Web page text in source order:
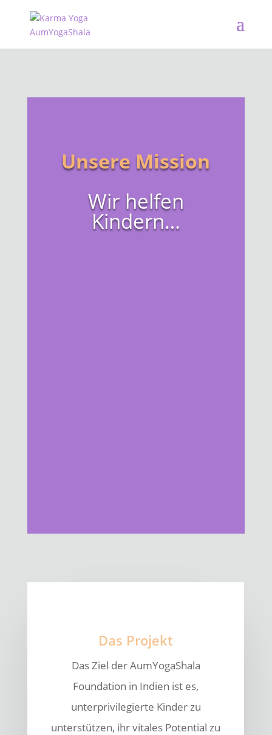
Unsere Mission
Wir helfen
Kindern…
Das Projekt
Das Ziel der AumYogaShala
Foundation in Indien ist es,
unterprivilegierte Kinder zu
unterstützen, ihr vitales Potential zu